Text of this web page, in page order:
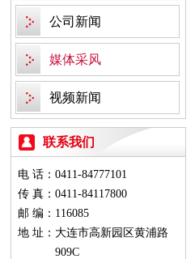
公司新闻
媒体采风
视频新闻
联系我们
电 话：0411-84777101
传 真：0411-84117800
邮 编：116085
地 址： 大连市高新园区黄浦路
909C